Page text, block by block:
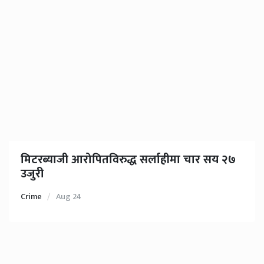
मिटरब्याजी आरोपितविरुद्ध सर्लाहीमा चार सय २७
उजुरी
Crime Aug 24